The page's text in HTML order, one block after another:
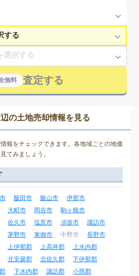
無料 査定する
の土地売却情報を見る
報をチェックできます。各地域ごとの地価
てみましょう。
飯田市 飯山市
伊那市
大町市 岡谷市
駒ヶ根市
佐久市 塩尻市 須坂市
諏訪市
茅野市 東御市 中野市
長野市
上伊那郡 上高井郡
上水内郡
北安曇郡 北佐久郡
下伊那郡
下水内郡 諏訪郡
小県郡